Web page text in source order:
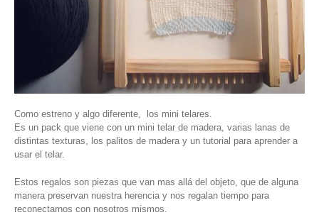
Como estreno y algo diferente, los mini telares.
Es un pack que viene con un mini telar de madera, varias lanas de
distintas texturas, los palitos de madera y un tutorial para aprender a
usar el telar.
Estos regalos son piezas que van mas allá del objeto, que de alguna
manera preservan nuestra herencia y nos regalan tiempo para
reconectarnos con nosotros mismos.